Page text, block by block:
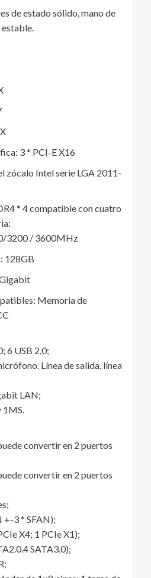
de estado sólido, mano de
3 * PCI-E X16
zócalo Intel serie LGA 2011-
* 4 compatible con cuatro
3200 / 3600MHz
128GB
Memoria de
6 USB 2,0;
Línea de salida, línea
LAN;
1MS.
convertir en 2 puertos
convertir en 2 puertos
+-3 * SFAN);
X4; 1 PCIe X1);
SATA3.0);